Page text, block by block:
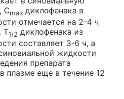
Cmax диклофенака в
отмечается на 2-4 ч
T1/2 диклофенака из
составляет 3-6 ч, а
жидкости
препарата
плазме еще в течение 12